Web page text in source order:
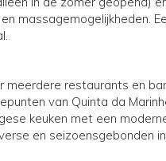
massagemogelijkheden.
restaurants en
van Quinta da
keuken met een
en seizoensgebonden